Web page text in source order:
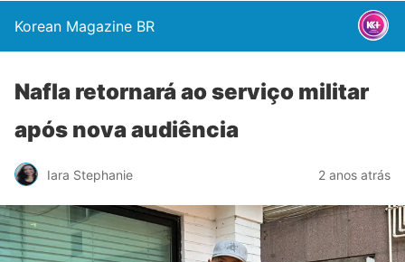
Korean Magazine BR
Nafla retornará ao serviço militar
após nova audiência
Iara Stephanie 2 anos atrás